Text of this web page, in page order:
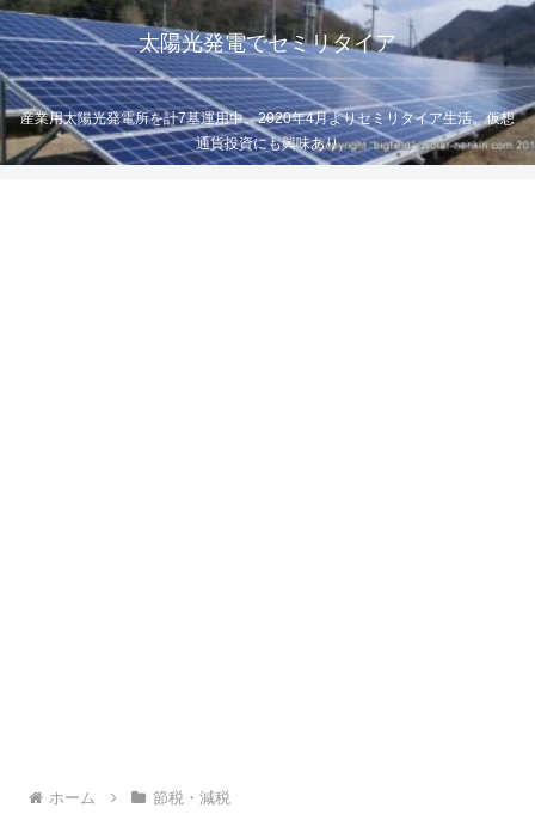
太陽光発電でセミリタイア
産業用太陽光発電所を計7基運用中。2020年4月よりセミリタイア生活。仮想
通貨投資にも興味あり
ホーム 節税・減税